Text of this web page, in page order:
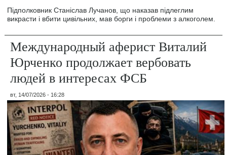
Підполковник Станіслав Лучанов, що наказав підлеглим
викрасти і вбити цивільних, мав борги і проблеми з алкоголем.
Международный аферист Виталий
Юрченко продолжает вербовать
людей в интересах ФСБ
вт, 14/07/2026 - 16:28